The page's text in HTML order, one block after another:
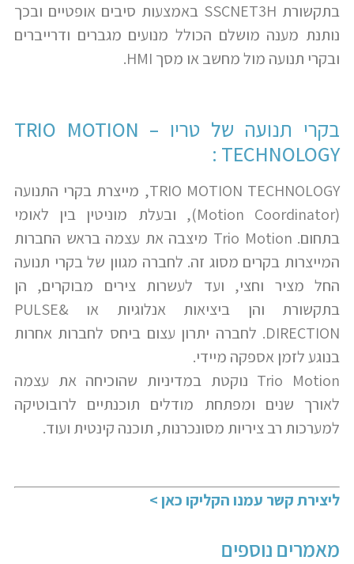
בתקשורת SSCNET3H באמצעות סיבים אופטיים ובכך
נותנת מענה מושלם הכולל מנועים מגברים ודרייברים
ובקרי תנועה מול מחשב או מסך HMI.
בקרי תנועה של טריו – TRIO MOTION
TECHNOLOGY :
TRIO MOTION TECHNOLOGY, מייצרת בקרי התנועה
(Motion Coordinator), ובעלת מוניטין בין לאומי
בתחום. Trio Motion מיצבה את עצמה בראש החברות
המייצרות בקרים מסוג זה. לחברה מגוון של בקרי תנועה
החל מציר וחצי, ועד לעשרות צירים מבוקרים, הן
בתקשורת והן ביציאות אנלוגיות או PULSE&
DIRECTION. לחברה יתרון עצום ביחס לחברות אחרות
בנוגע לזמן אספקה מיידי.
Trio Motion נוקטת במדיניות שהוכיחה את עצמה
לאורך שנים ומפתחת מודלים תוכנתיים לרובוטיקה
למערכות רב ציריות מסונכרנות, תוכנה קינטית ועוד.
ליצירת קשר עמנו הקליקו כאן >
מאמרים נוספים